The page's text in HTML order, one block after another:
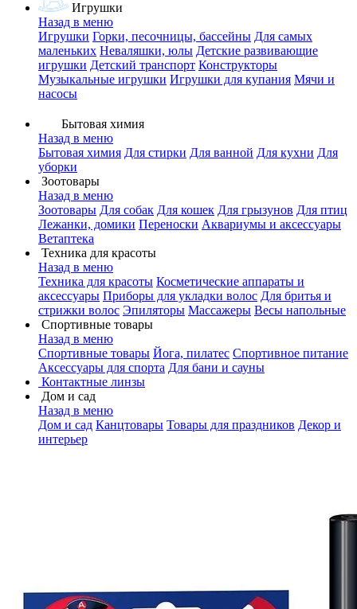
Игрушки
Назад в меню
Игрушки Горки, песочницы, бассейны Для самых
маленьких Неваляшки, юлы Детские развивающие
игрушки Детский транспорт Конструкторы
Музыкальные игрушки Игрушки для купания Мячи и
насосы
Бытовая химия
Назад в меню
Бытовая химия Для стирки Для ванной Для кухни Для
уборки
Зоотовары
Назад в меню
Зоотовары Для собак Для кошек Для грызунов Для птиц
Лежанки, домики Переноски Аквариумы и аксессуары
Ветаптека
Техника для красоты
Назад в меню
Техника для красоты Косметические аппараты и
аксессуары Приборы для укладки волос Для бритья и
стрижки волос Эпиляторы Массажеры Весы напольные
Спортивные товары
Назад в меню
Спортивные товары Йога, пилатес Спортивное питание
Аксессуары для спорта Для бани и сауны
Контактные линзы
Дом и сад
Назад в меню
Дом и сад Канцтовары Товары для праздников Декор и
интерьер